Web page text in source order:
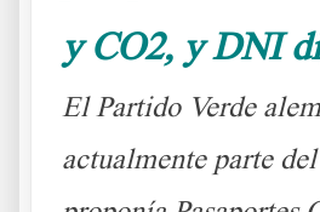
y CO2, y DNI
El Partido Verde
actualmente parte